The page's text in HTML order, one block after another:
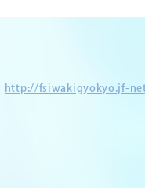
http://fsiwakigyokyo.jf-